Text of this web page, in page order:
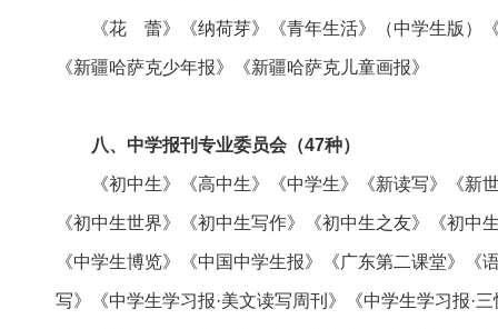
《花 蕾》《纳荷芽》《青年生活》（中学生版）《
《新疆哈萨克少年报》《新疆哈萨克儿童画报》
八、中学报刊专业委员会（47种）
《初中生》《高中生》《中学生》《新读写》《新
《初中生世界》《初中生写作》《初中生之友》《初
《中学生博览》《中国中学生报》《广东第二课堂》
写》《中学生学习报·美文读写周刊》《中学生学习报·